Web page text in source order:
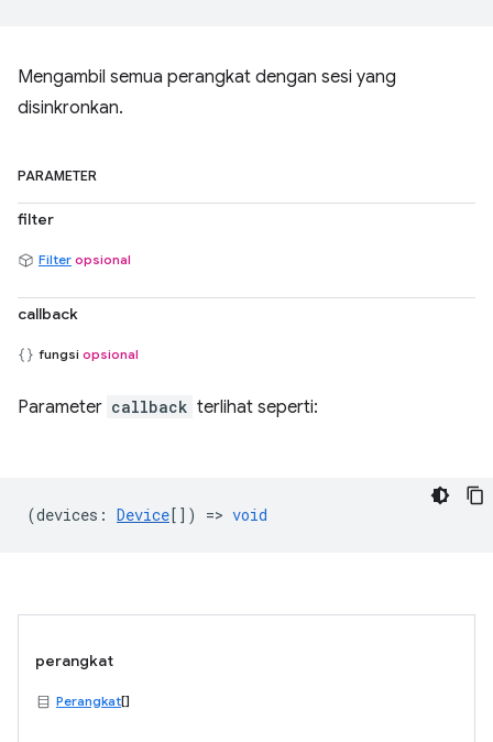
Mengambil semua perangkat dengan sesi yang
disinkronkan.
PARAMETER
filter
Filter opsional
callback
fungsi opsional
Parameter callback terlihat seperti:
(devices : Device[]) => void
perangkat
Perangkat[]